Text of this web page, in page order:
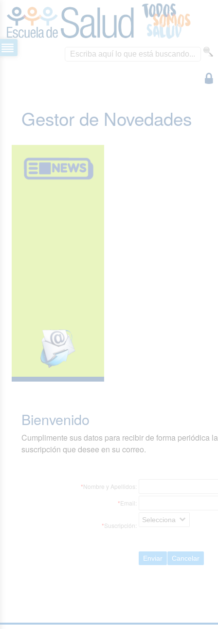
Gestor de Novedades
Bienvenido
Cumplimente sus datos para recibir de forma periódica
suscripción que desee en su correo.
*Nombre y Apellidos:
*Email:
*Suscripción:
Selecciona
Enviar Cancelar